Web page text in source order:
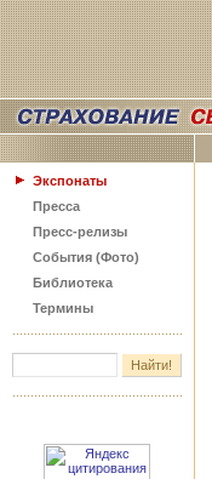
Экспонаты
Пресса
Пресс-релизы
События (Фото)
Библиотека
Термины